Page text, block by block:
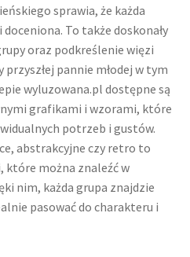
sprawia, że każda
To także doskonały
oraz podkreślenie więzi
pannie młodej w tym
wyluzowana.pl dostępne są
grafikami i wzorami, które
potrzeb i gustów.
abstrakcyjne czy retro to
można znaleźć w
nim, każda grupa znajdzie
pasować do charakteru i